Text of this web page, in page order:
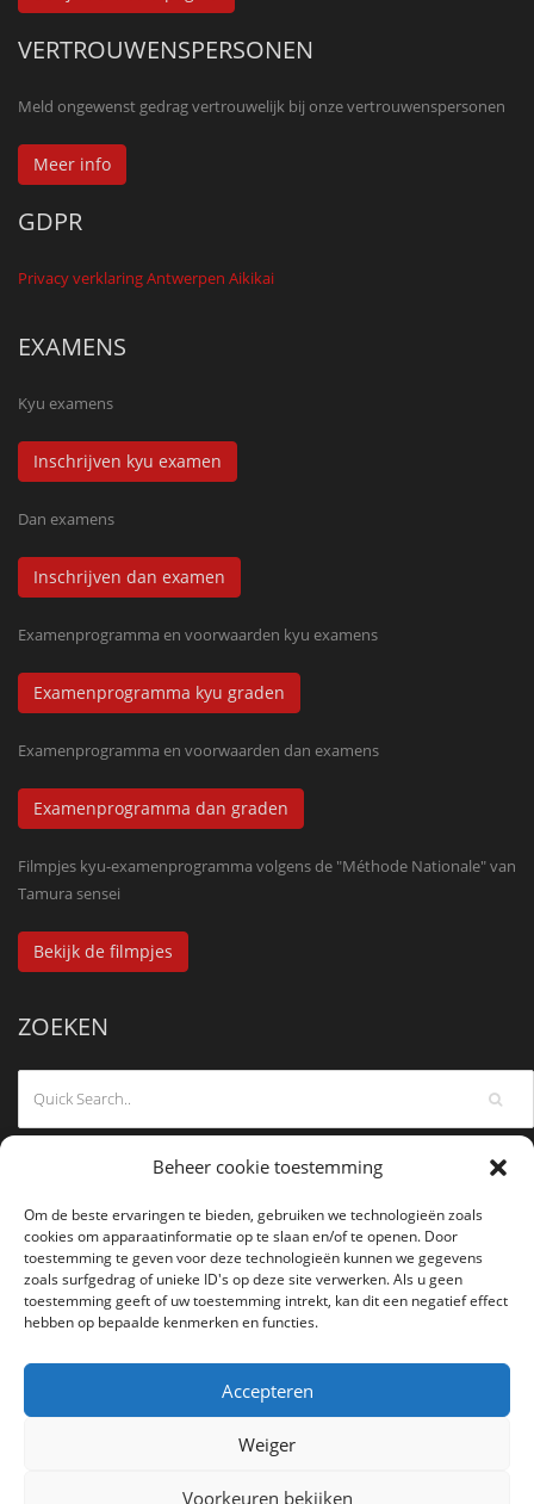
Beheer cookie toestemming
Om de beste ervaringen te bieden, gebruiken we technologieën zoals
cookies om apparaatinformatie op te slaan en/of te openen. Door
toestemming te geven voor deze technologieën kunnen we gegevens
zoals surfgedrag of unieke ID's op deze site verwerken. Als u geen
toestemming geeft of uw toestemming intrekt, kan dit een negatief effect
hebben op bepaalde kenmerken en functies.
Accepteren
Weiger
Voorkeuren bekijken
VERTROUWENSPERSONEN
Meld ongewenst gedrag vertrouwelijk bij onze vertrouwenspersonen
Meer info
GDPR
Privacy verklaring Antwerpen Aikikai
EXAMENS
Kyu examens
Inschrijven kyu examen
Dan examens
Inschrijven dan examen
Examenprogramma en voorwaarden kyu examens
Examenprogramma kyu graden
Examenprogramma en voorwaarden dan examens
Examenprogramma dan graden
Filmpjes kyu-examenprogramma volgens de "Méthode Nationale" van
Tamura sensei
Bekijk de filmpjes
ZOEKEN